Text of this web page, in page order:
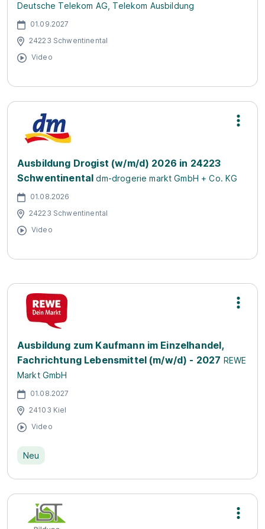
Deutsche Telekom AG, Telekom Ausbildung
01.09.2027
24223 Schwentinental
Video
Ausbildung Drogist (w/m/d) 2026 in 24223
Schwentinental dm-drogerie markt GmbH + Co. KG
01.08.2026
24223 Schwentinental
Video
Ausbildung zum Kaufmann im Einzelhandel,
Fachrichtung Lebensmittel (m/w/d) - 2027 REWE
Markt GmbH
01.08.2027
24103 Kiel
Video
Neu